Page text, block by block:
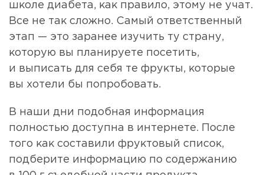
школе диабета, как правило, этому не учат.
Все не так сложно. Самый ответственный
этап — это заранее изучить ту страну,
которую вы планируете посетить,
и выписать для себя те фрукты, которые
вы хотели бы попробовать.
В наши дни подобная информация
полностью доступна в интернете. После
того как составили фруктовый список,
подберите информацию по содержанию